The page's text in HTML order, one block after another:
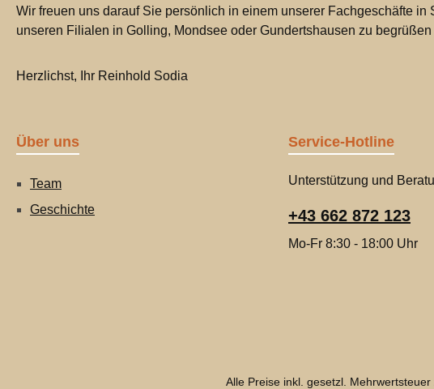
Wir freuen uns darauf Sie persönlich in einem unserer Fachgeschäfte in
unseren Filialen in Golling, Mondsee oder Gundertshausen zu begrüßen
Herzlichst, Ihr Reinhold Sodia
Über uns
Team
Geschichte
Service-Hotline
Unterstützung und
+43 662 872 123
Mo-Fr 8:30 - 18:00 Uhr
Alle Preise inkl. gesetzl. Mehrwertsteuer